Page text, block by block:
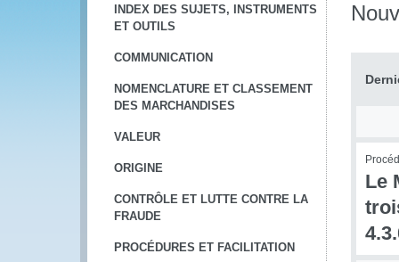
INDEX DES SUJETS, INSTRUMENTS
ET OUTILS
COMMUNICATION
NOMENCLATURE ET CLASSEMENT
DES MARCHANDISES
VALEUR
ORIGINE
CONTRÔLE ET LUTTE CONTRE LA
FRAUDE
PROCÉDURES ET FACILITATION
Le